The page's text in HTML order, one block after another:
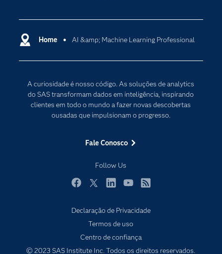
Home AI &amp; Machine Learning Professional
A curiosidade é nosso código. As soluções de analytics
do SAS transformam dados em inteligência, inspirando
clientes em todo o mundo a fazer novas descobertas
ousadas que impulsionam o progresso.
Fale Conosco
Follow Us
Carreiras
Certificação
Documentação
PARA EDUCADORES
Empresa
Experimentar / Comprar
Indústrias
Produtos
Sala de Notícias
Computação em nuvem
Transformação digital
Declaração de Privacidade
Termos de uso
Centro de confiança
© 2023 SAS Institute Inc. Todos os direitos reservados.